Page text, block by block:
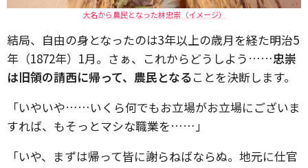
大名から農民となった林忠崇（イメージ）
結局、自由の身となったのは3年以上の歳月を経た明治5
年（1872年）1月。さぁ、これからどうしよう……忠崇
は旧領の請西に帰って、農民となることを決断します。
「いやいや……いくら何でもお立場がお立場にございま
すれば、もそっとマシな職業を……」
「いや、まずは帰って皆に謝らねばならぬ。地元に仕官